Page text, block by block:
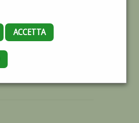
ACCETTA